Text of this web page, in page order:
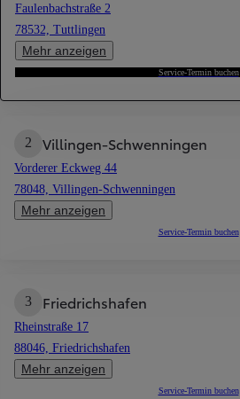
Faulenbachstraße 2
78532, Tuttlingen
Mehr anzeigen
Service-Termin buchen
2 Villingen-Schwenningen
Vorderer Eckweg 44
78048, Villingen-Schwenningen
Mehr anzeigen
Service-Termin buchen
3 Friedrichshafen
Rheinstraße 17
88046, Friedrichshafen
Mehr anzeigen
Service-Termin buchen